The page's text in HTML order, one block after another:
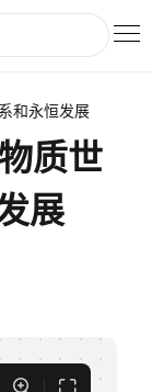
和永恒发展
质世
展